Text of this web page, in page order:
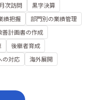
月次訪問
黒字決算
績把握
部門別の業績管理
善計画書の作成
後継者育成
の対応
海外展開